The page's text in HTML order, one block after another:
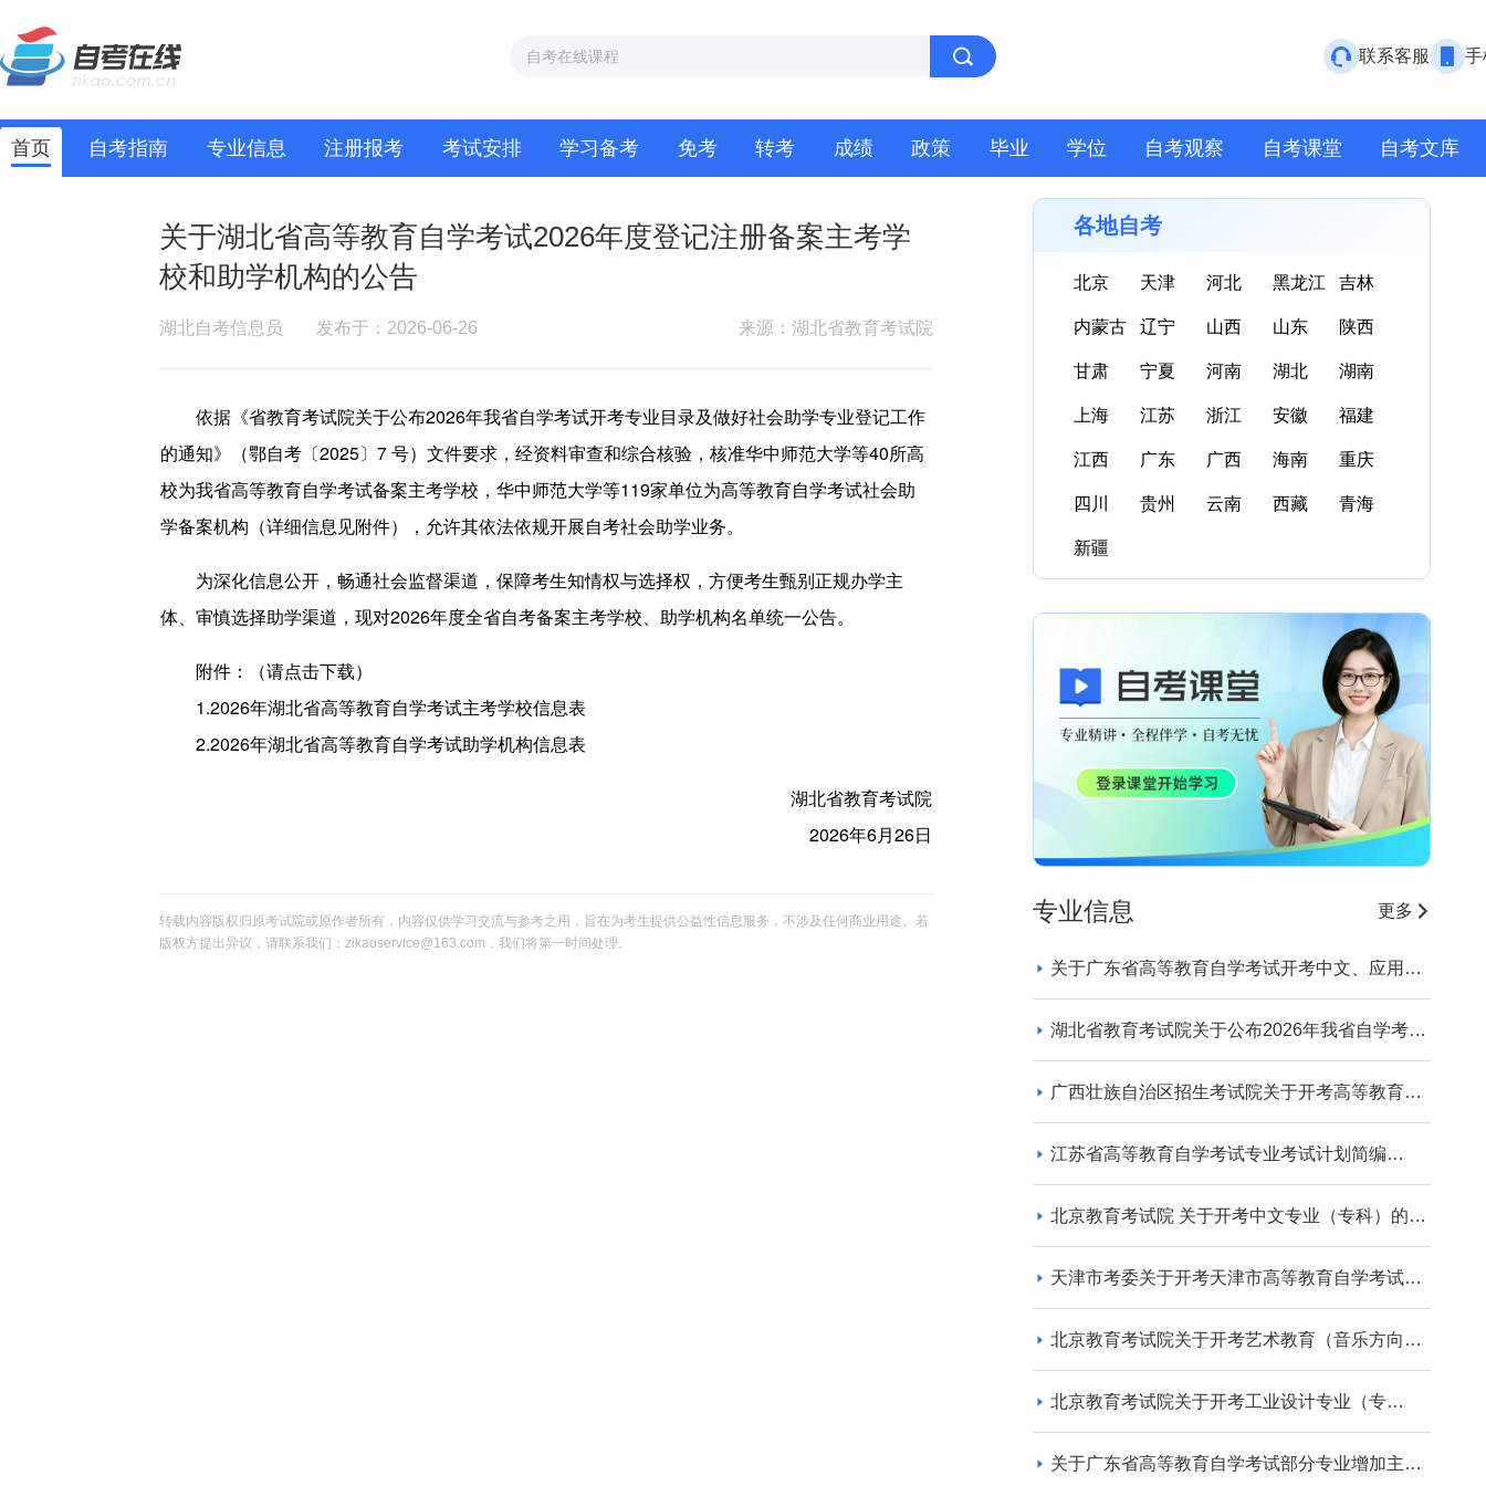
联系客服 手
首页 自考指南 专业信息 注册报考 考试安排 学习备考 免考 转考 成绩 政策 毕业 学位 自考观察 自考课堂 自考文库
关于湖北省高等教育自学考试2026年度登记注册备案主考学
校和助学机构的公告
湖北自考信息员 发布于：2026-06-26 来源：湖北省教育考试院
依据《省教育考试院关于公布2026年我省自学考试开考专业目录及做好社会助学专业登记工作
的通知》（鄂自考〔2025〕7 号）文件要求，经资料审查和综合核验，核准华中师范大学等40所高
校为我省高等教育自学考试备案主考学校，华中师范大学等119家单位为高等教育自学考试社会助
学备案机构（详细信息见附件），允许其依法依规开展自考社会助学业务。
为深化信息公开，畅通社会监督渠道，保障考生知情权与选择权，方便考生甄别正规办学主
体、审慎选择助学渠道，现对2026年度全省自考备案主考学校、助学机构名单统一公告。
附件：（请点击下载）
1.2026年湖北省高等教育自学考试主考学校信息表
2.2026年湖北省高等教育自学考试助学机构信息表
湖北省教育考试院
2026年6月26日
转载内容版权归原考试院或原作者所有，内容仅供学习交流与参考之用，旨在为考生提供公益性信息服务，不涉及任何商业用途。若
版权方提出异议，请联系我们：zikaoservice@163.com，我们将第一时间处理。
各地自考
北京 天津 河北 黑龙江 吉林
内蒙古 辽宁 山西 山东 陕西
甘肃 宁夏 河南 湖北 湖南
上海 江苏 浙江 安徽 福建
江西 广东 广西 海南 重庆
四川 贵州 云南 西藏 青海
新疆
专业信息 更多
关于广东省高等教育自学考试开考中文、应用英
湖北省教育考试院关于公布2026年我省自学考试
广西壮族自治区招生考试院关于开考高等教育自
江苏省高等教育自学考试专业考试计划简编
北京教育考试院 关于开考中文专业（专科）的通
天津市考委关于开考天津市高等教育自学考试电
北京教育考试院关于开考艺术教育（音乐方向）
北京教育考试院关于开考工业设计专业（专
关于广东省高等教育自学考试部分专业增加主考